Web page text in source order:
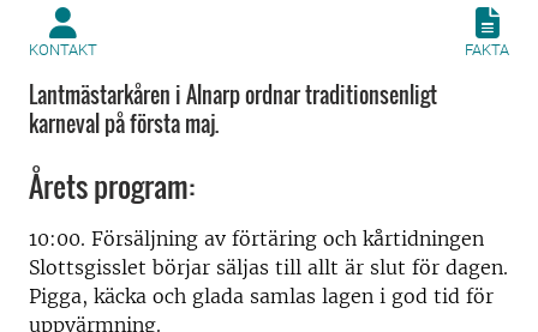
KONTAKT FAKTA
Lantmästarkåren i Alnarp ordnar traditionsenligt
karneval på första maj.
Årets program:
10:00. Försäljning av förtäring och kårtidningen
Slottsgisslet börjar säljas till allt är slut för dagen.
Pigga, käcka och glada samlas lagen i god tid för
uppvärmning.